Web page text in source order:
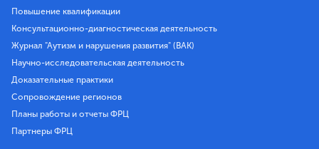
Повышение квалификации
Консультационно-диагностическая деятельность
Журнал "Аутизм и нарушения развития" (ВАК)
Научно-исследовательская деятельность
Доказательные практики
Сопровождение регионов
Планы работы и отчеты ФРЦ
Партнеры ФРЦ